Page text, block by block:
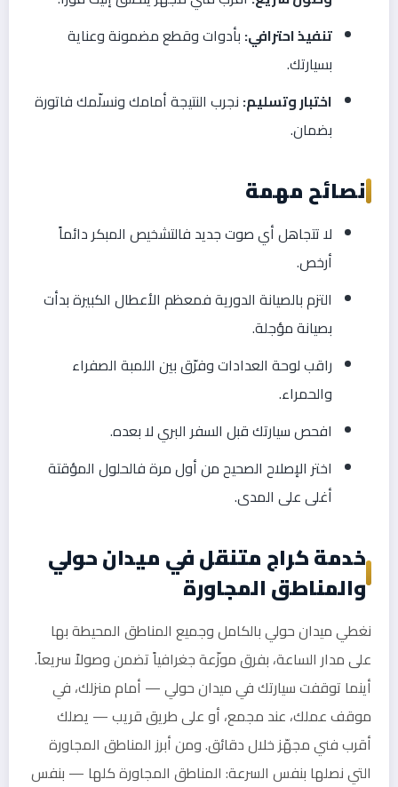
تنفيذ احترافي: بأدوات وقطع مضمونة وعناية
بسيارتك.
اختبار وتسليم: نجرب النتيجة أمامك ونسلّمك فاتورة
بضمان.
نصائح مهمة
لا تتجاهل أي صوت جديد فالتشخيص المبكر دائماً
أرخص.
التزم بالصيانة الدورية فمعظم الأعطال الكبيرة بدأت
بصيانة مؤجلة.
راقب لوحة العدادات وفرّق بين اللمبة الصفراء
والحمراء.
افحص سيارتك قبل السفر البري لا بعده.
اختر الإصلاح الصحيح من أول مرة فالحلول المؤقتة
أغلى على المدى.
خدمة كراج متنقل في ميدان حولي
والمناطق المجاورة
نغطي ميدان حولي بالكامل وجميع المناطق المحيطة بها
على مدار الساعة، بفرق موزّعة جغرافياً تضمن وصولاً سريعاً.
أينما توقفت سيارتك في ميدان حولي — أمام منزلك، في
موقف عملك، عند مجمع، أو على طريق قريب — يصلك
أقرب فني مجهّز خلال دقائق. ومن أبرز المناطق المجاورة
التي نصلها بنفس السرعة: المناطق المجاورة كلها — بنفس